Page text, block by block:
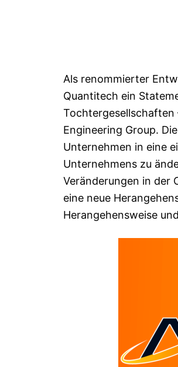
Als renommierter
Quantitech ein
Tochtergesellschaften
Engineering Group.
Unternehmen in eine
Unternehmens zu
Veränderungen in der
eine neue
Herangehensweise